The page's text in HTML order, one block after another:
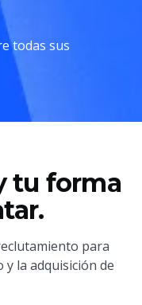
todas sus
tu forma
para
la adquisición de